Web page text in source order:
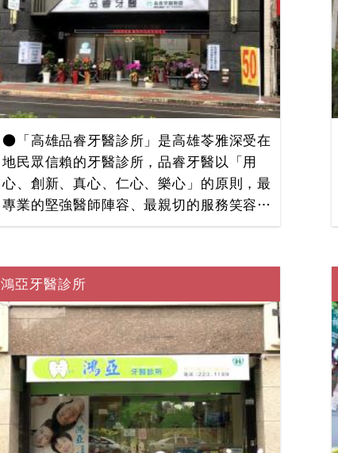
●「高雄品睿牙醫診所」是高雄苓雅深受在
地民眾信賴的牙醫診所，品睿牙醫以「用
心、創新、真心、仁心、樂心」的原則，最
專業的堅強醫師陣容、最親切的服務笑容以
及最舒適的看診環境，讓每位來求診的患者
業，最讓您放心--------- 我們的服務項目包
括：3D微創植牙、齒顎矯正、雷射牙周治
療、美容牙科、瓷牙貼片、牙齦整形等。
「品睿牙醫診所」的人工植牙技術更與美國
紐約大學同步，率先引進21世紀高科技技
術，是缺牙者最佳的選擇！全家人的口腔健
康，請放心交給品睿！
鴻亞牙醫診所